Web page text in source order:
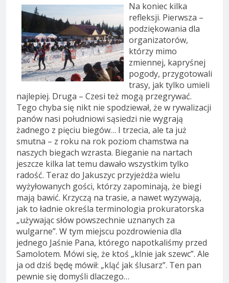
Na koniec kilka
refleksji. Pierwsza –
podziękowania dla
organizatorów,
którzy mimo
zmiennej, kapryśnej
pogody, przygotowali
trasy, jak tylko umieli
najlepiej. Druga – Czesi też mogą przegrywać.
Tego chyba się nikt nie spodziewał, że w rywalizacji
panów nasi południowi sąsiedzi nie wygrają
żadnego z pięciu biegów… I trzecia, ale ta już
smutna – z roku na rok poziom chamstwa na
naszych biegach wzrasta. Bieganie na nartach
jeszcze kilka lat temu dawało wszystkim tylko
radość. Teraz do Jakuszyc przyjeżdża wielu
wyżyłowanych gości, którzy zapominają, że biegi
mają bawić. Krzyczą na trasie, a nawet wyzywają,
jak to ładnie określa terminologia prokuratorska
„używając słów powszechnie uznanych za
wulgarne”. W tym miejscu pozdrowienia dla
jednego Jaśnie Pana, którego napotkaliśmy przed
Samolotem. Mówi się, że ktoś „klnie jak szewc”. Ale
ja od dziś będę mówił: „kląć jak ślusarz”. Ten pan
pewnie się domyśli dlaczego…